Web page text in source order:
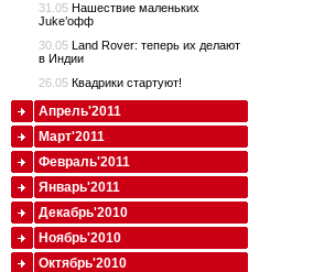
31.05 Нашествие маленьких
Juke’oфф
30.05 Land Rover: теперь их делают
в Индии
26.05 Квадрики стартуют!
Апрель'2011
Март'2011
Февраль'2011
Январь'2011
Декабрь'2010
Ноябрь'2010
Октябрь'2010